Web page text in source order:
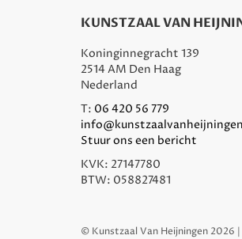
KUNSTZAAL VAN
Koninginnegracht 139
2514 AM Den Haag
Nederland
T: 06 420 56 779
Stuur ons een bericht
KVK: 27147780
BTW: 058827481
© Kunstzaal Van Heijningen 2026 |